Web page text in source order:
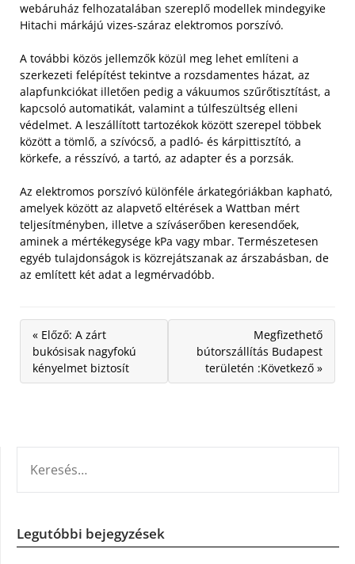
webáruház felhozatalában szereplő modellek mindegyike
Hitachi márkájú vizes-száraz elektromos porszívó.
A további közös jellemzők közül meg lehet említeni a
szerkezeti felépítést tekintve a rozsdamentes házat, az
alapfunkciókat illetően pedig a vákuumos szűrőtisztítást, a
kapcsoló automatikát, valamint a túlfeszültség elleni
védelmet. A leszállított tartozékok között szerepel többek
között a tömlő, a szívócső, a padló- és kárpittisztító, a
körkefe, a résszívó, a tartó, az adapter és a porzsák.
Az elektromos porszívó különféle árkategóriákban kapható,
amelyek között az alapvető eltérések a Wattban mért
teljesítményben, illetve a szíváserőben keresendőek,
aminek a mértékegysége kPa vagy mbar. Természetesen
egyéb tulajdonságok is közrejátszanak az árszabásban, de
az említett két adat a legmérvadóbb.
« Előző: A zárt
bukósisak nagyfokú
kényelmet biztosít
Megfizethető
bútorszállítás Budapest
területén :Következő »
Legutóbbi bejegyzések